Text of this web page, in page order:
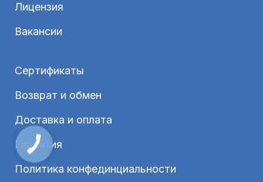
Лицензия
Вакансии
Сертификаты
Возврат и обмен
Доставка и оплата
Гарантия
Политика конфединциальности